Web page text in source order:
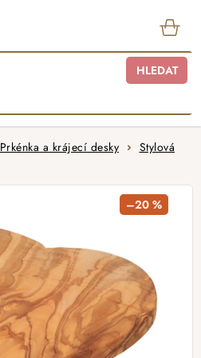
HLEDAT
Prkénka a krájecí desky
Stylová
–20 %